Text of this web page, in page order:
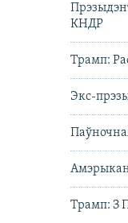
КНДР
Трамп:
Экс-
Трамп: З